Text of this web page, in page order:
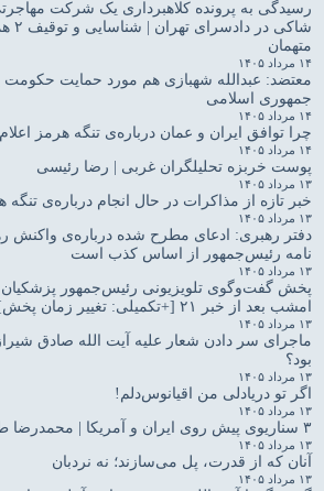
شاکی
متهمان
۱۴ مرداد ۱۴۰۵
معتضد: عبدالله شهبازی هم مورد حمایت حکومت
جمهوری اسلامی
۱۴ مرداد ۱۴۰۵
چرا توافق ایران و عمان درباره‌ی تنگه هرمز
۱۴ مرداد ۱۴۰۵
پوست خربزه تحلیلگران غربی | رضا رئیسی
۱۳ مرداد ۱۴۰۵
خبر تازه از مذاکرات در حال انجام درباره‌ی تنگه
۱۳ مرداد ۱۴۰۵
دفتر رهبری: ادعای مطرح شده درباره‌ی واکنش
نامه رئیس‌جمهور از اساس کذب است
۱۳ مرداد ۱۴۰۵
پخش گفت‌وگوی تلویزیونی رئیس‌جمهور پزشکیان
امشب بعد از خبر ۲۱ [+تکمیلی: تغییر زمان پخش]
۱۳ مرداد ۱۴۰۵
ماجرای سر دادن شعار علیه آیت الله صادق
بود؟
۱۳ مرداد ۱۴۰۵
اگر تو دریادلی من اقیانوس‌دلم!
۱۳ مرداد ۱۴۰۵
۳ سناریوی پیش روی ایران و آمریکا | محمدرضا طالبی‌نژاد
۱۳ مرداد ۱۴۰۵
آنان که از قدرت، پل می‌سازند؛ نه نردبان
۱۳ مرداد ۱۴۰۵